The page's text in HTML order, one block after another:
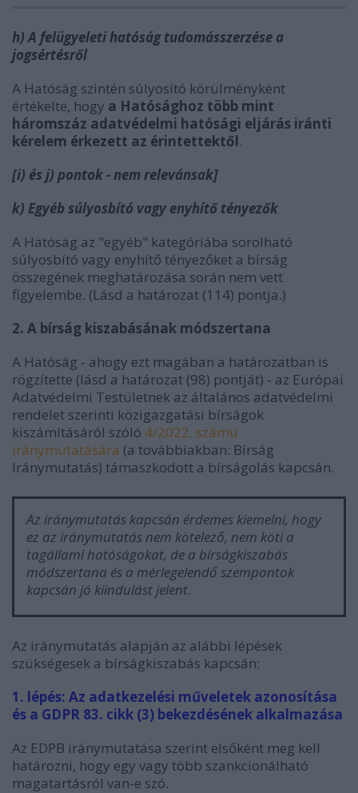
h) A felügyeleti hatóság tudomásszerzése a
jogsértésről
A Hatóság szintén súlyosító körülményként
értékelte, hogy a Hatósághoz több mint
háromszáz adatvédelmi hatósági eljárás iránti
kérelem érkezett az érintettektől.
[i) és j) pontok - nem relevánsak]
k) Egyéb súlyosbító vagy enyhítő tényezők
A Hatóság az "egyéb" kategóriába sorolható
súlyosbító vagy enyhítő tényezőket a bírság
összegének meghatározása során nem vett
figyelembe. (Lásd a határozat (114) pontja.)
2. A bírság kiszabásának módszertana
A Hatóság - ahogy ezt magában a határozatban is
rögzítette (lásd a határozat (98) pontját) - az Európai
Adatvédelmi Testületnek az általános adatvédelmi
rendelet szerinti közigazgatási bírságok
kiszámításáról szóló 4/2022. számú
iránymutatására (a továbbiakban: Bírság
Iránymutatás) támaszkodott a bírságolás kapcsán.
Az iránymutatás kapcsán érdemes kiemelni, hogy
ez az iránymutatás nem kötelező, nem köti a
tagállami hatóságokat, de a bírságkiszabás
módszertana és a mérlegelendő szempontok
kapcsán jó kiindulást jelent.
Az iránymutatás alapján az alábbi lépések
szükségesek a bírságkiszabás kapcsán:
1. lépés: Az adatkezelési műveletek azonosítása
és a GDPR 83. cikk (3) bekezdésének alkalmazása
Az EDPB iránymutatása szerint elsőként meg kell
határozni, hogy egy vagy több szankcionálható
magatartásról van-e szó.